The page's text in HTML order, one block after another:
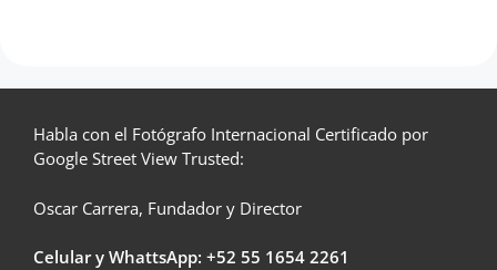
Habla con el Fotógrafo Internacional Certificado por
Google Street View Trusted:
Oscar Carrera, Fundador y Director
Celular y WhattsApp: +52 55 1654 2261